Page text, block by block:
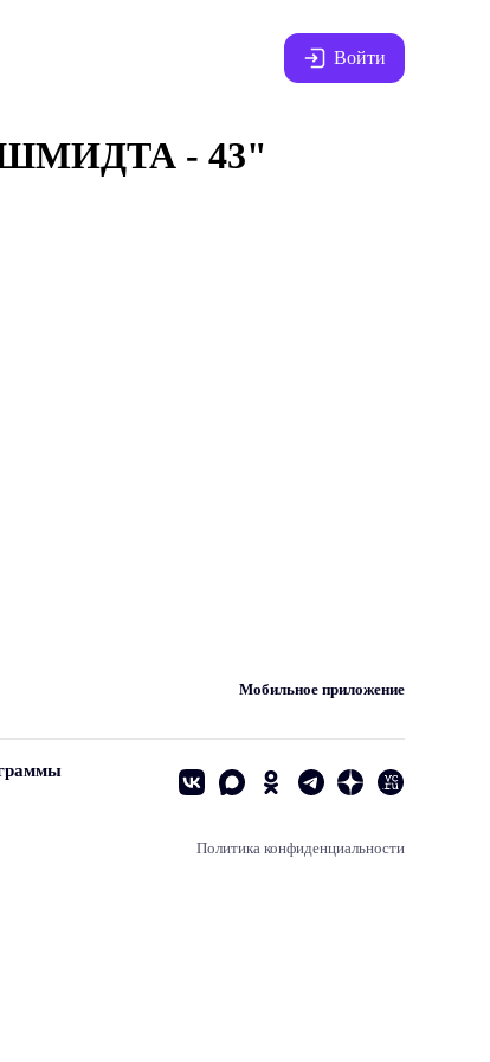
Войти
- 43"
Мобильное приложение
Политика конфиденциальности